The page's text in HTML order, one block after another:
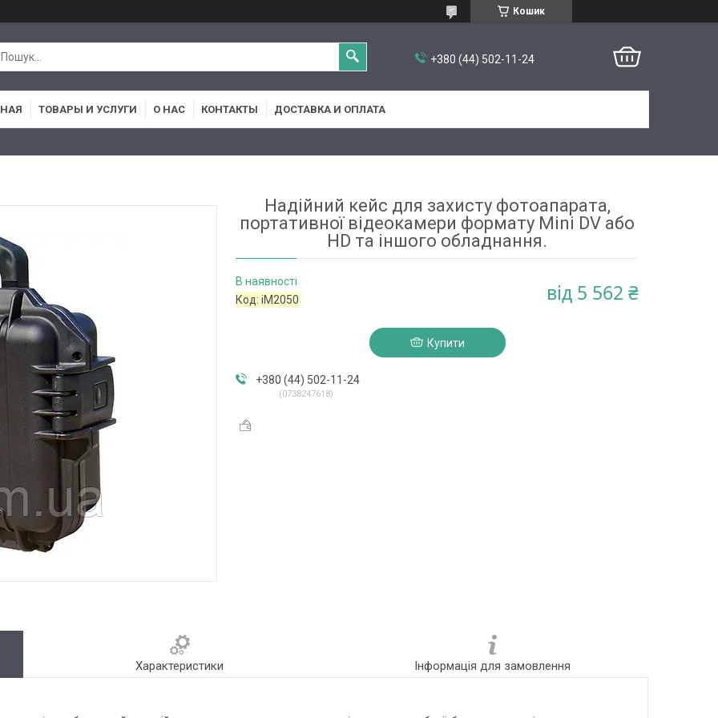
Кошик
+380 (44) 502-11-24
ТОВАРЫ И УСЛУГИ О НАС КОНТАКТЫ ДОСТАВКА И ОПЛАТА
Надійний кейс для захисту фотоапарата,
портативної відеокамери формату Mini DV або
HD та іншого обладнання.
В наявності
Код:iM2050 від 5 562 ₴
Купити
+380 (44) 502-11-24
0738247618
Характеристики Інформація для замовлення